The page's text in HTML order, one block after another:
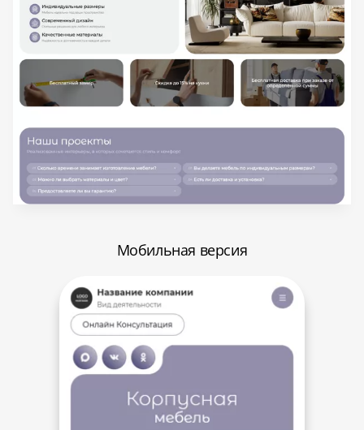
Мобильная версия